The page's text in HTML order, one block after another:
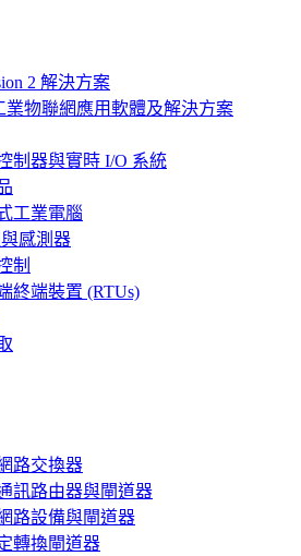
2 解決方案
業物聯網應用軟體及解決方案
制器與實時 I/O 系統
工業電腦
感測器
制
終端裝置 (RTUs)
路交換器
訊路由器與閘道器
路設備與閘道器
轉換閘道器